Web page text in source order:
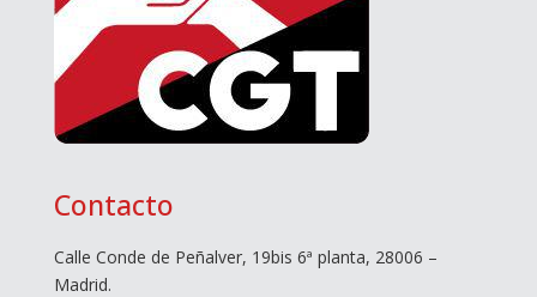
Contacto
Calle Conde de Peñalver, 19bis 6ª planta, 28006 –
Madrid.